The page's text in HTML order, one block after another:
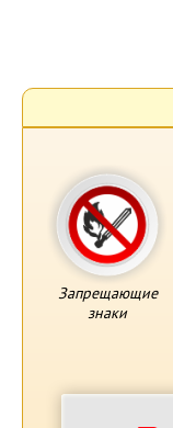
Запрещающие
знаки